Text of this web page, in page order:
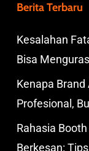
Berita Terbaru
Kesalahan
Bisa
Kenapa
Profesional,
Rahasia
Berkesan: